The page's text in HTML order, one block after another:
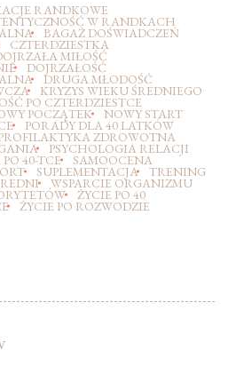
RANDKOWE
W RANDKACH
BAGAŻ DOŚWIADCZEŃ
CZTERDZIESTKA
MIŁOŚĆ
DOJRZAŁOŚĆ
DRUGA MŁODOŚĆ
KRYZYS WIEKU ŚREDNIEGO
PO CZTERDZIESTCE
POCZĄTEK NOWY START
PORADY DLA 40 LATKÓW
ZDROWOTNA
PSYCHOLOGIA RELACJI
40-TCE SAMOOCENA
SUPLEMENTACJA TRENING
WSPARCIE ORGANIZMU
ŻYCIE PO 40
ŻYCIE PO ROZWODZIE